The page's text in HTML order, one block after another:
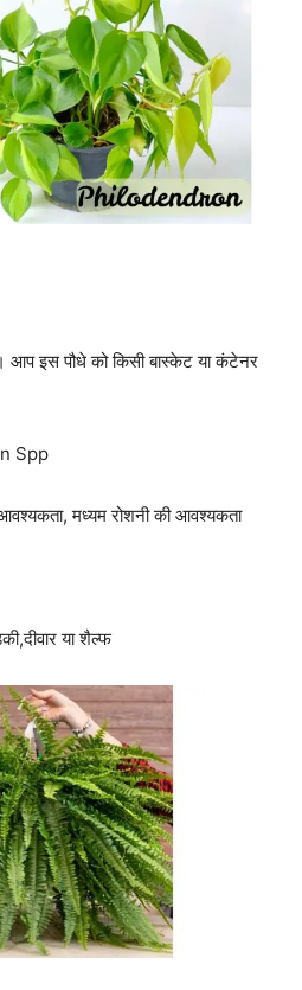
आप इस पौधे को किसी बास्केट या कंटेनर
Spp
मध्यम रोशनी की आवश्यकता
या शैल्फ